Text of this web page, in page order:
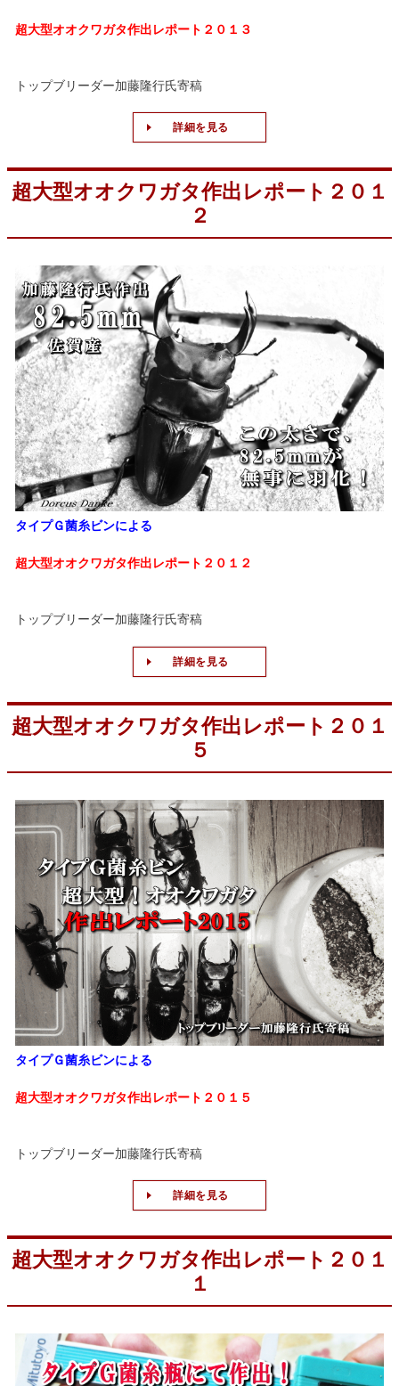
超大型オオクワガタ作出レポート２０１３
トップブリーダー加藤隆行氏寄稿
詳細を見る
超大型オオクワガタ作出レポート２０１
２
タイプＧ菌糸ビンによる
超大型オオクワガタ作出レポート２０１２
トップブリーダー加藤隆行氏寄稿
詳細を見る
超大型オオクワガタ作出レポート２０１
５
タイプＧ菌糸ビンによる
超大型オオクワガタ作出レポート２０１５
トップブリーダー加藤隆行氏寄稿
詳細を見る
超大型オオクワガタ作出レポート２０１
１